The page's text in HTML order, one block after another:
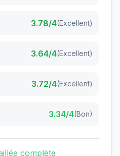
3.78/4(Excellent)
3.64/4(Excellent)
3.72/4(Excellent)
3.34/4(Bon)
complète